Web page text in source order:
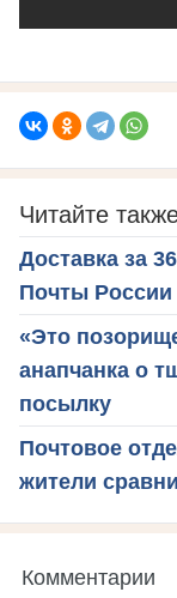
Читайте
Доставка за
Почты России
«Это
анапчанка о
посылку
Почтовое
жители
Комментарии